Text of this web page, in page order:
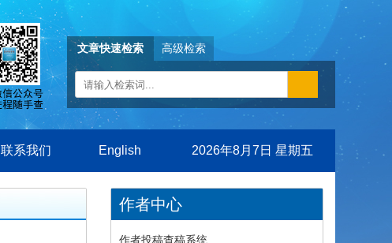
文章快速检索 高级检索
联系我们 English 2026年8月7日 星期五
作者中心
作者投稿查稿系统